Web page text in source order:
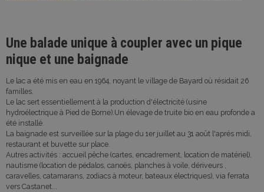
Une balade unique à coupler avec un pique
nique et une baignade
Le lac a été mis en eau en 1964, noyant le village de Bayard où résidait 26
familles.
Le lac sert essentiellement à la production d'électricité (usine
hydroélectrique à Pied de Borne).Un élevage de truite bio en eau profonde a
été installé.
La baignade est surveillée sur la plage du 1er juillet au 31 août l'aprés midi,
restaurant et buvette sur place.
Autres activités : accueil pêche (cartes, encadrement, location de matériel),
nautisme (location de pédalos, canoës, planches à voile, dériveurs ,
caravelles, catamarans, zodiacs à moteur, bateaux électriques), via ferrata
vers Castanet...